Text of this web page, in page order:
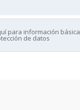
para información básica
de datos